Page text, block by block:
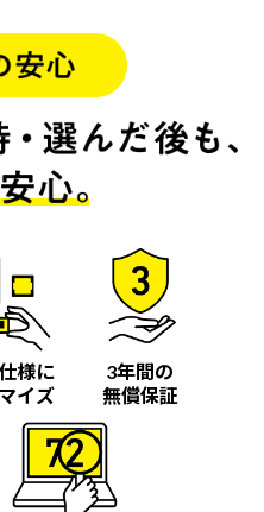
様に
イズ
3年間の
無償保証